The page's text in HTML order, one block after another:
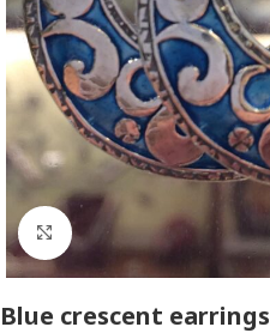
Click to enlarge
Blue crescent earrings